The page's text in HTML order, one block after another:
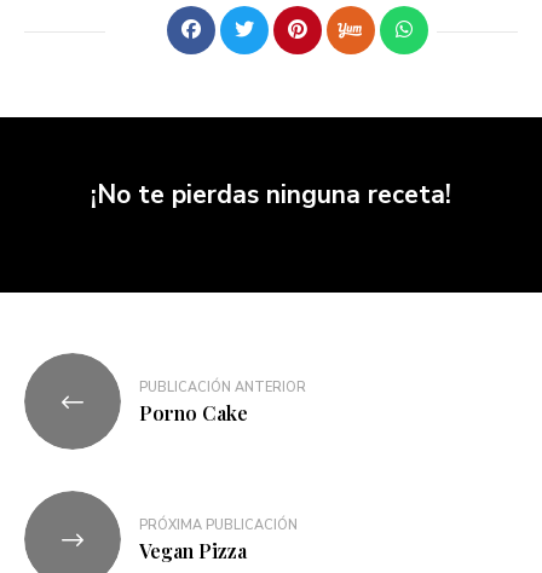
¡No te pierdas ninguna receta!
PUBLICACIÓN ANTERIOR
Porno Cake
PRÓXIMA PUBLICACIÓN
Vegan Pizza